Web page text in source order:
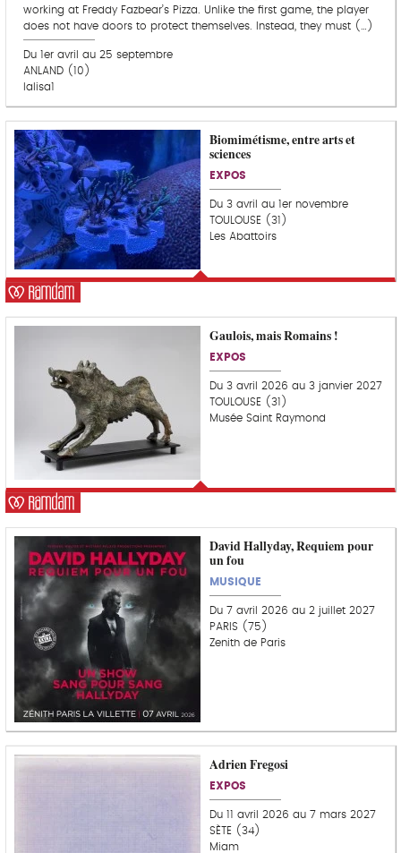
working at Freddy Fazbear’s Pizza. Unlike the first game, the player
does not have doors to protect themselves. Instead, they must (…)
Du 1er avril au 25 septembre
ANLAND (10)
lalisa1
C
o
u
p
d
e
c
o
e
u
r
Biomimétisme, entre arts et
sciences
EXPOS
Du 3 avril au 1er novembre
TOULOUSE (31)
Les Abattoirs
r
Gaulois, mais Romains !
EXPOS
Du 3 avril 2026 au 3 janvier 2027
TOULOUSE (31)
Musée Saint Raymond
David Hallyday, Requiem pour
un fou
MUSIQUE
Du 7 avril 2026 au 2 juillet 2027
PARIS (75)
Zenith de Paris
Adrien Fregosi
EXPOS
Du 11 avril 2026 au 7 mars 2027
SÈTE (34)
Miam